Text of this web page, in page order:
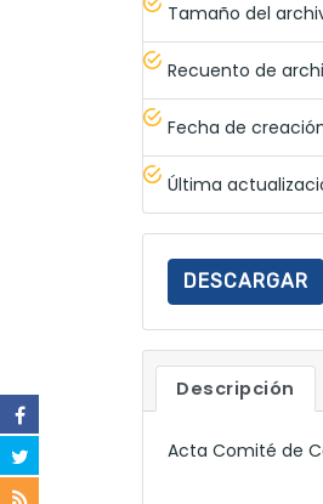
Tamaño del
Recuento de
Fecha de
Última
DESCARGAR
Descripción
Acta Comité de